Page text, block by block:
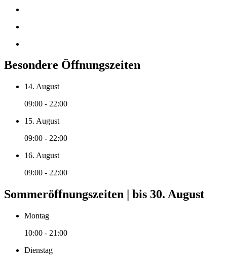
Besondere Öffnungszeiten
14. August
09:00 - 22:00
15. August
09:00 - 22:00
16. August
09:00 - 22:00
Sommeröffnungszeiten | bis 30. August
Montag
10:00 - 21:00
Dienstag